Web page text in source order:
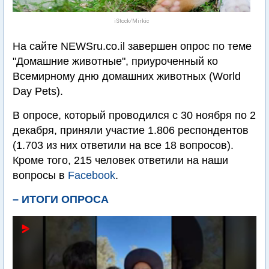
iStock/Mirkic
На сайте NEWSru.co.il завершен опрос по теме
"Домашние животные", приуроченный ко
Всемирному дню домашних животных (World
Day Pets).
В опросе, который проводился с 30 ноября по 2
декабря, приняли участие 1.806 респондентов
(1.703 из них ответили на все 18 вопросов).
Кроме того, 215 человек ответили на наши
вопросы в Facebook.
– ИТОГИ ОПРОСА